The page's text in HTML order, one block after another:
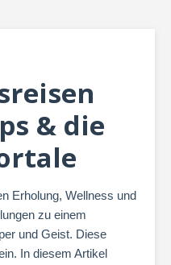
& die
Erholung, Wellness und
zu einem
und Geist. Diese
In diesem Artikel